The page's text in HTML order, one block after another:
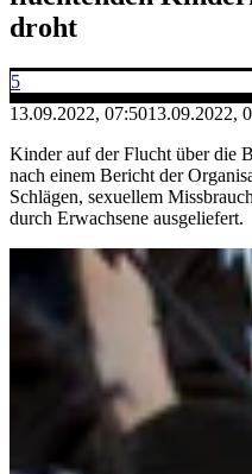
droht
5
13.09.2022, 07:5013.09.2022,
Kinder auf der Flucht über die
nach einem Bericht der
Schlägen, sexuellem
durch Erwachsene ausgeliefert.